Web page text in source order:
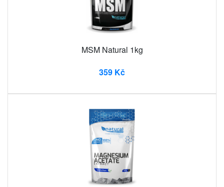
MSM Natural 1kg
359 Kč